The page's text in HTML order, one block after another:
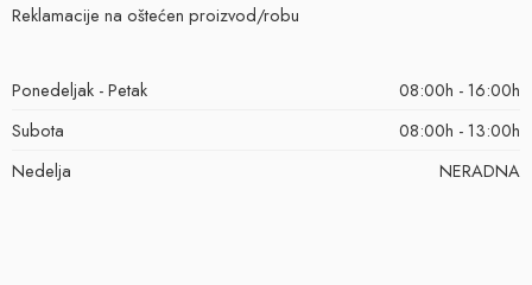
Reklamacije na oštećen proizvod/robu
Ponedeljak - Petak
08:00h - 16:00h
Subota
08:00h - 13:00h
Nedelja
NERADNA